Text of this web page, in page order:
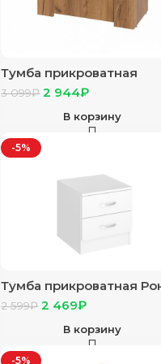
Тумба прикроватная
“Франк” ТБ-24 крафт/
3 099₽ 2 944₽
В корзину
-5%
Тумба прикроватная
ТБ белое дерево
2 599₽ 2 469₽
В корзину
-5%